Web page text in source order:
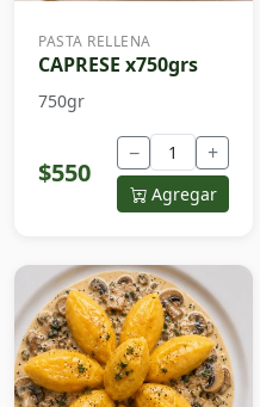
PASTA RELLENA
CAPRESE x750grs
750gr
$550
− +
Agregar